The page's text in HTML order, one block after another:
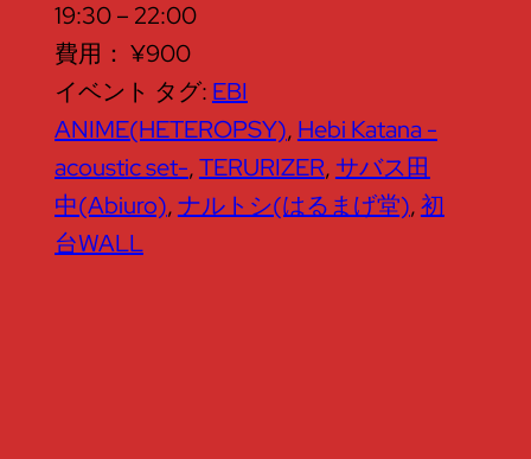
19:30 – 22:00
費用： ¥900
イベント タグ: EBI
ANIME(HETEROPSY), Hebi Katana -
acoustic set-,TERURIZER, サバス田
中(Abiuro),ナルトシ(はるまげ堂),初
台WALL